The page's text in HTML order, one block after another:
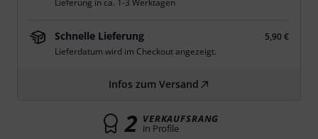
Lieferung in ca. 1-3 Werktagen
Schnelle Lieferung
5,90 €
Lieferdatum wird im Checkout angezeigt.
Infos zum Versand
2 VERKAUFSRANG
in Profile